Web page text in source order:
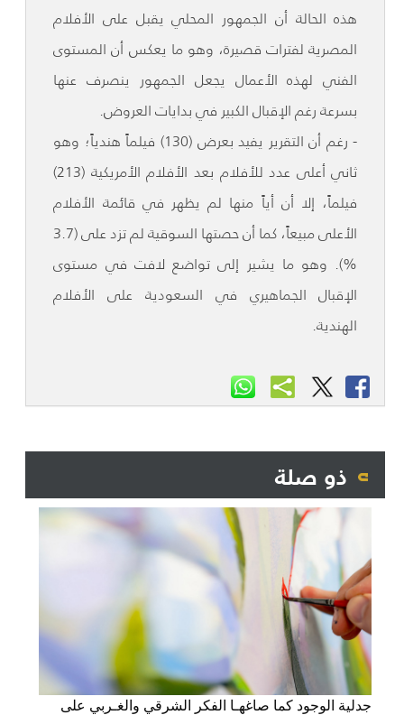
هذه الحالة أن الجمهور المحلي يقبل على الأفلام
المصرية لفترات قصيرة، وهو ما يعكس أن المستوى
الفني لهذه الأعمال يجعل الجمهور ينصرف عنها
بسرعة رغم الإقبال الكبير في بدايات العروض.
- رغم أن التقرير يفيد بعرض (130) فيلماً هندياً؛ وهو
ثاني أعلى عدد للأفلام بعد الأفلام الأمريكية (213)
فيلماً، إلا أن أياً منها لم يظهر في قائمة الأفلام
الأعلى مبيعاً، كما أن حصتها السوقية لم تزد على (3.7
%). وهو ما يشير إلى تواضع لافت في مستوى
الإقبال الجماهيري في السعودية على الأفلام
الهندية.
ذو صلة
جدلية الوجود كما صاغهـا الفكر الشرقي والغـربي على